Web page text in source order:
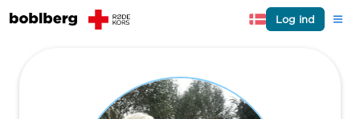
Log ind